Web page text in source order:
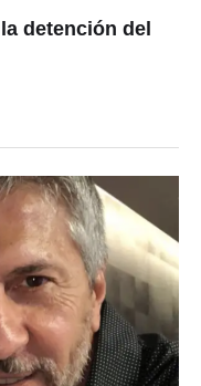
detención del